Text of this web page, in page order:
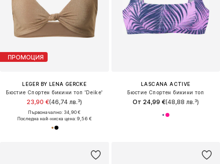
ПРОМОЦИЯ
LEGER BY LENA GERCKE
Бюстие Спортен бикини топ 'Deike'
23,90 €(46,74 лв.³)
Първоначално: 34,90 €
Последна най-ниска цена:9,56 €
LASCANA ACTIVE
Бюстие Спортен бикини топ
От 24,99 €(48,88 лв.³)